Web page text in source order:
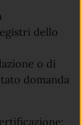
dello
o di
domanda